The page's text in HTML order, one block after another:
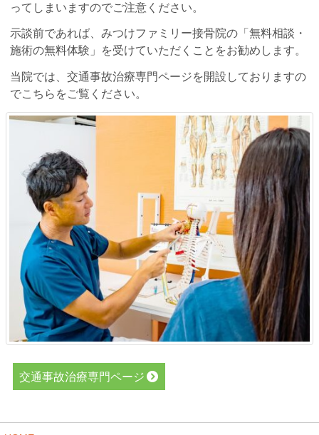
ってしまいますのでご注意ください。
示談前であれば、みつけファミリー接骨院の「無料相談・
施術の無料体験」を受けていただくことをお勧めします。
当院では、交通事故治療専門ページを開設しておりますの
でこちらをご覧ください。
交通事故治療専門ページ